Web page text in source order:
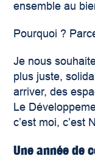
ensemble au
Pourquoi ?
Je nous
plus juste,
arriver, des
Le
c’est moi, c’est
Une année de